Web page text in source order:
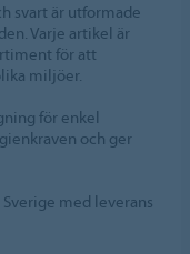
svart är utformade
Varje artikel är
för att
miljöer.
för enkel
och ger
med leverans